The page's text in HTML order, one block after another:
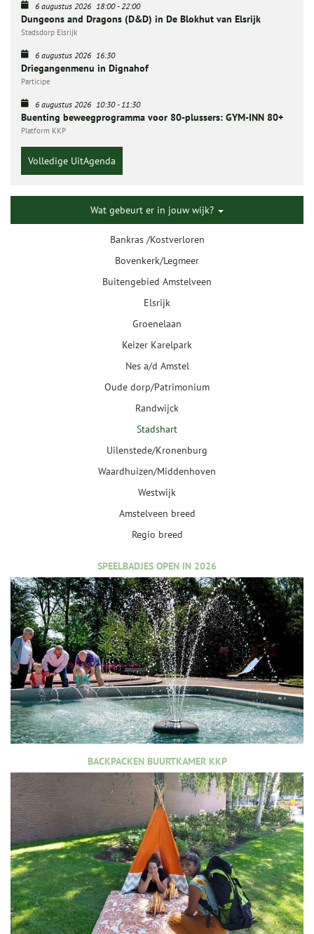
6 augustus 2026 18:00-22:00
Dungeons and Dragons (D&D) in De Blokhut van Elsrijk
Stadsdorp Elsrijk
6 augustus 2026 16:30
Driegangenmenu in Dignahof
Participe
6 augustus 2026 10:30-11:30
Buenting beweegprogramma voor 80-plussers: GYM-INN 80+
Platform KKP
Volledige UitAgenda
Wat gebeurt er in jouw wijk?
Bankras /Kostverloren
Bovenkerk/Legmeer
Buitengebied Amstelveen
Elsrijk
Groenelaan
Keizer Karelpark
Nes a/d Amstel
Oude dorp/Patrimonium
Randwijck
Stadshart
Uilenstede/Kronenburg
Waardhuizen/Middenhoven
Westwijk
Amstelveen breed
Regio breed
SPEELBADJES OPEN IN 2026
BACKPACKEN BUURTKAMER KKP